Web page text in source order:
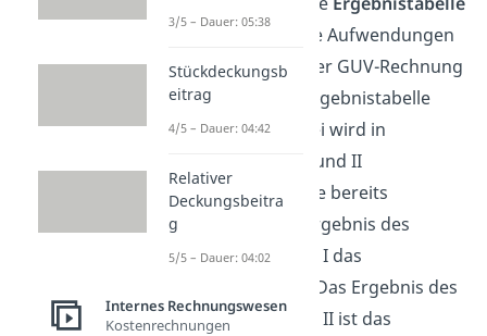
Vorlage
sehen. Die Aufwendungen
und Erträge aus der GUV-Rechnung
werden in diese Ergebnistabelle
eingetragen. Dabei wird in
Rechnungskreis I und II
unterschieden. Wie bereits
erwähnt, ist das Ergebnis des
Rechnungskreises I das
. Das Ergebnis des
Rechnungskreises II ist das
3/5 – Dauer: 05:38
Stückdeckungsb
eitrag
4/5 – Dauer: 04:42
Relativer
Deckungsbeitra
g
5/5 – Dauer: 04:02
Internes Rechnungswesen
Kostenrechnungen